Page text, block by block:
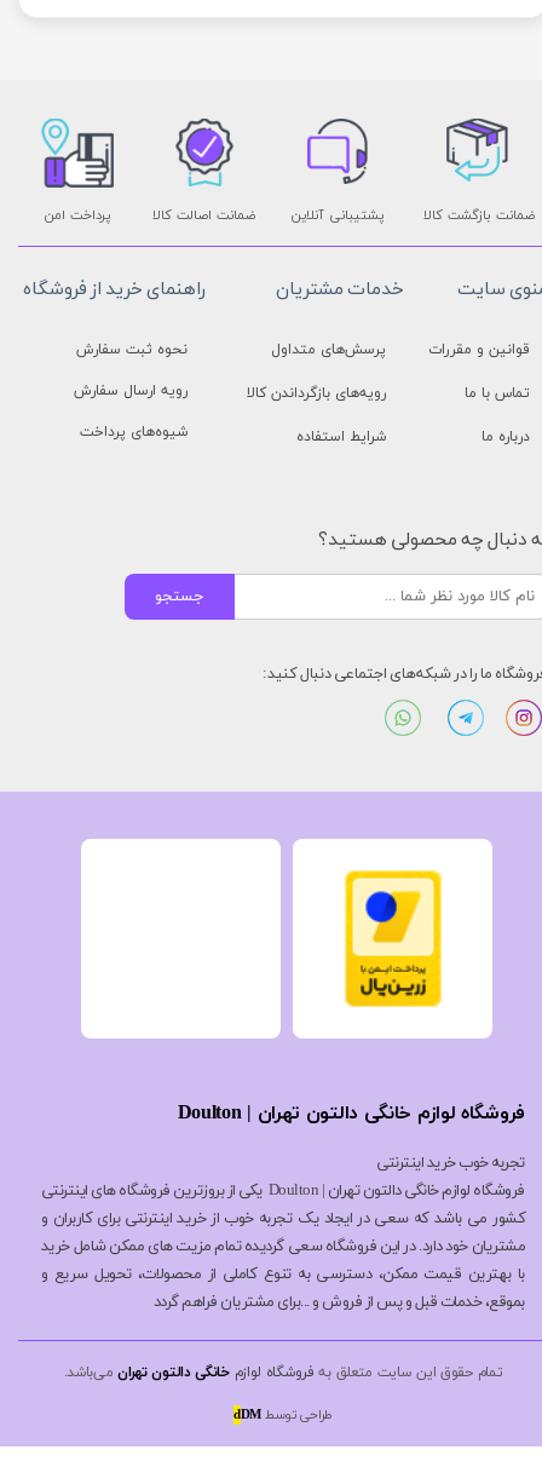
فروشگاه لوازم خانگی دالتون تهران | Doulton
تجربه خوب خرید اینترنتی
فروشگاه لوازم خانگی دالتون تهران | Doulton یکی از بروزترین فروشگاه های اینترنتی
کشور می باشد که سعی در ایجاد یک تجربه خوب از خرید اینترنتی برای کاربران و
مشتریان خود دارد. در این فروشگاه سعی گردیده تمام مزیت های ممکن شامل خرید
با بهترین قیمت ممکن، دسترسی به تنوع کاملی از محصولات، تحویل سریع و
بموقع، خدمات قبل و پس از فروش و ...برای مشتریان فراهم گردد
تمام حقوق این سایت متعلق به فروشگاه لوازمخانگی دالتون تهران می‌باشد.
طراحی توسط dDM
پشتیبانی آنلاین پرداخت امن ضمانت بازگشت کالا ضمانت اصالت کالا
راهنمای خرید از فروشگاه
نحوه ثبت سفارش
رویه ارسال سفارش
شیوه‌های پرداخت
خدمات مشتریان
پرسش‌های متداول
رویه‌های بازگرداندن کالا
شرایط استفاده
سایت
قوانین و مقررات
تماس با ما
درباره ما
دنبال چه محصولی هستید؟
جستجو
ما را در شبکه‌های اجتماعی دنبال کنید: